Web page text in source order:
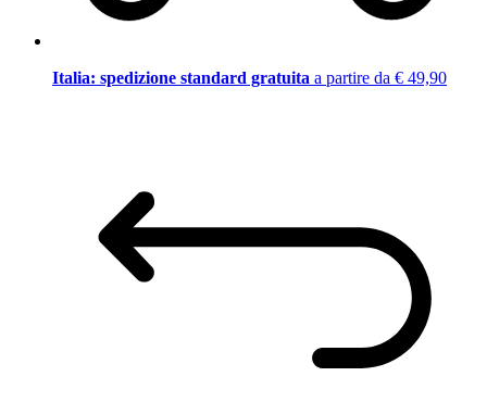
Italia: spedizione standard gratuita a partire da € 49,90